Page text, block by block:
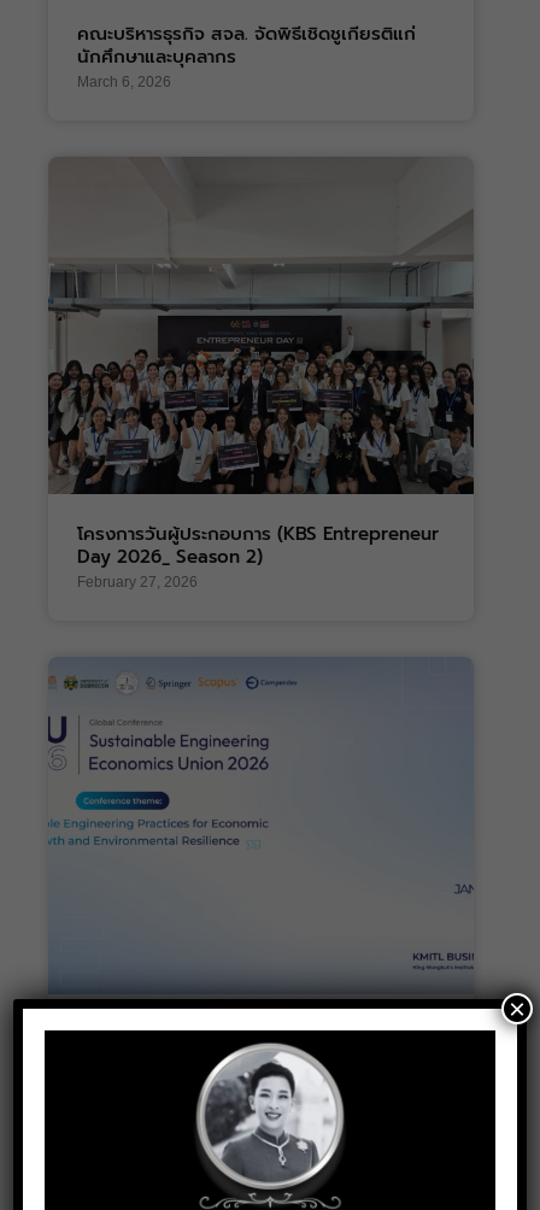
คณะบริหารธุรกิจ สจล. จัดพิธีเชิดชูเกียรติแก่
นักศึกษาและบุคลากร
March 6, 2026
โครงการวันผู้ประกอบการ (KBS Entrepreneur
Day 2026_ Season 2)
February 27, 2026
SEEU 2026 “Sustainable Engineering
Practices for Economic Growth and
Environmental Resilience”
×